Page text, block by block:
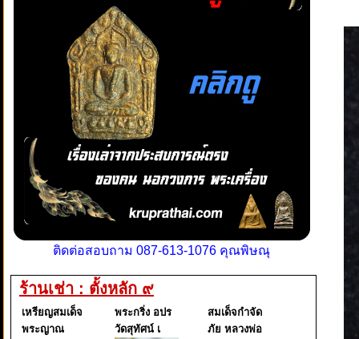
ติดต่อสอบถาม 087-613-1076 คุณพิษณุ
ร้านเช่า : ตั้งหลัก ๙
เหรียญสมเด็จ
พระญาณ
พระกริ่ง อปร
วัดสุทัศน์ เ
สมเด็จกำจัด
ภัย หลวงพ่อ